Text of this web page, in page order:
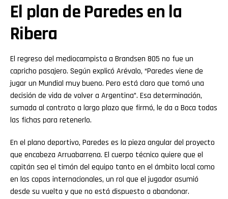
El plan de Paredes en la
Ribera
El regreso del mediocampista a Brandsen 805 no fue un
capricho pasajero. Según explicó Arévalo, “Paredes viene de
jugar un Mundial muy bueno. Pero está claro que tomó una
decisión de vida de volver a Argentina”. Esa determinación,
sumada al contrato a largo plazo que firmó, le da a Boca todas
las fichas para retenerlo.
En el plano deportivo, Paredes es la pieza angular del proyecto
que encabeza Arruabarrena. El cuerpo técnico quiere que el
capitán sea el timón del equipo tanto en el ámbito local como
en las copas internacionales, un rol que el jugador asumió
desde su vuelta y que no está dispuesto a abandonar.